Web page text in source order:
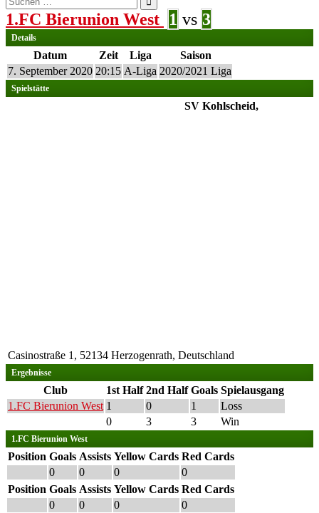
nach:
1.FC Bierunion West 1 vs 3
Details
Datum Zeit Liga
Saison
7. September 2020 20:15 A-Liga 2020/2021 Liga
Spielstätte
SV Kohlscheid,
Casinostraße 1, 52134 Herzogenrath, Deutschland
Ergebnisse
Club 1st Half 2nd Half Goals Spielausgang
1.FC Bierunion West 1 0 1
Loss
0
3 3 Win
1.FC Bierunion West
Position Goals Assists Yellow Cards Red Cards
0
0 0
0
Position Goals Assists Yellow Cards Red Cards
0
0 0
0